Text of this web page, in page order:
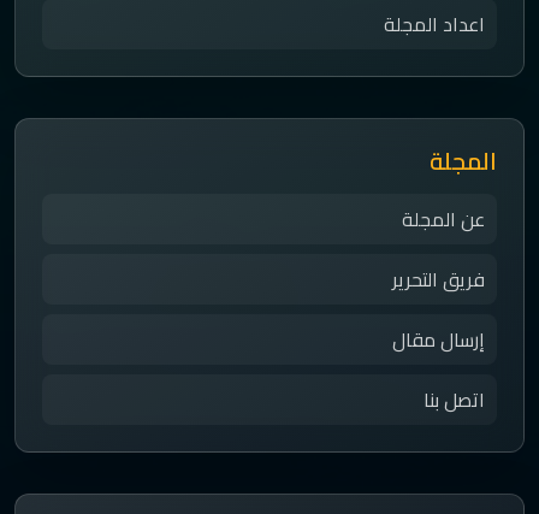
اعداد المجلة
المجلة
عن المجلة
فريق التحرير
إرسال مقال
اتصل بنا